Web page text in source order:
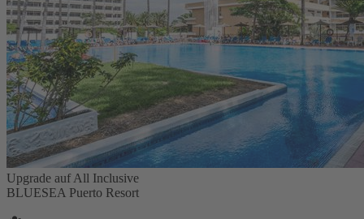
Upgrade auf All Inclusive
BLUESEA Puerto Resort